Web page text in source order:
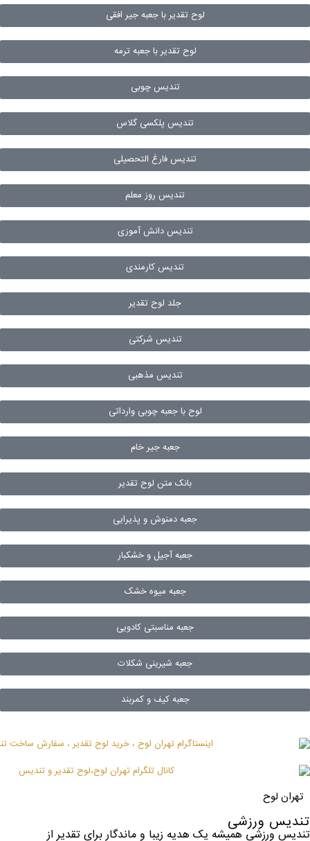
لوح تقدیر با جعبه جیر افقی
لوح تقدیر با جعبه ترمه
تندیس چوبی
تندیس پلکسی گلاس
تندیس فارغ التحصیلی
تندیس روز معلم
تندیس دانش آموزی
تندیس کارمندی
جلد لوح تقدیر
تندیس شرکتی
تندیس مذهبی
لوح با جعبه چوبی وارداتی
جعبه جیر خام
بانک متن لوح تقدیر
جعبه دمنوش و پذیرایی
جعبه آجیل و خشکبار
جعبه میوه خشک
جعبه مناسبتی کادویی
جعبه شیرینی شکلات
جعبه کیف و کمربند
تهران لوح
تندیس ورزشی
تندیس ورزشی همیشه یک هدیه زیبا و ماندگار برای تقدیر از